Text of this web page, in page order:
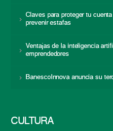
Claves para proteger tu
prevenir estafas
Ventajas de la inteligencia
emprendedores
BanescoInnova anuncia su
CULTURA